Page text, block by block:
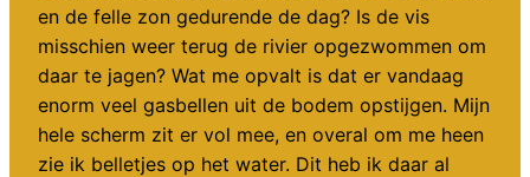
en de felle zon gedurende de dag? Is de vis
misschien weer terug de rivier opgezwommen om
daar te jagen? Wat me opvalt is dat er vandaag
enorm veel gasbellen uit de bodem opstijgen. Mijn
hele scherm zit er vol mee, en overal om me heen
zie ik belletjes op het water. Dit heb ik daar al